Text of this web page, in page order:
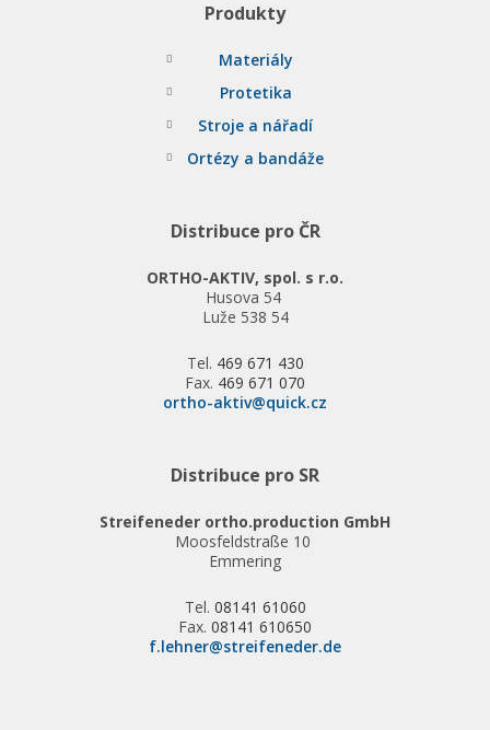
Produkty
Materiály
Protetika
Stroje a nářadí
Ortézy a bandáže
Distribuce pro ČR
ORTHO-AKTIV, spol. s r.o.
Husova 54
Luže 538 54
Tel. 469 671 430
Fax. 469 671 070
ortho-aktiv@quick.cz
Distribuce pro SR
Streifeneder ortho.production GmbH
Moosfeldstraße 10
Emmering
Tel. 08141 61060
Fax. 08141 610650
f.lehner@streifeneder.de